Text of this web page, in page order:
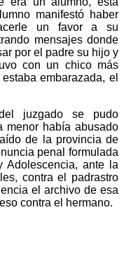
manifestó haber
un favor a su
mensajes donde
por el padre su hijo y
con un chico más
embarazada, el
juzgado se pudo
menor había abusado
de la provincia de
penal formulada
Adolescencia, ante la
contra el padrastro
el archivo de esa
contra el hermano.